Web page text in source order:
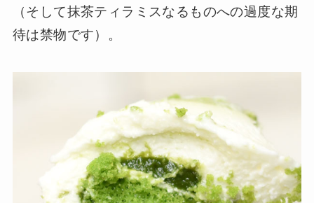
（そして抹茶ティラミスなるものへの過度な期
待は禁物です）。